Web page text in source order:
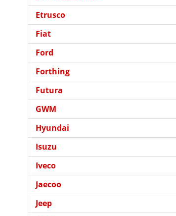
Etrusco
Fiat
Ford
Forthing
Futura
GWM
Hyundai
Isuzu
Iveco
Jaecoo
Jeep